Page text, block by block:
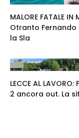
MALORE FATALE
Otranto
la Sla
LECCE AL
2 ancora out. La